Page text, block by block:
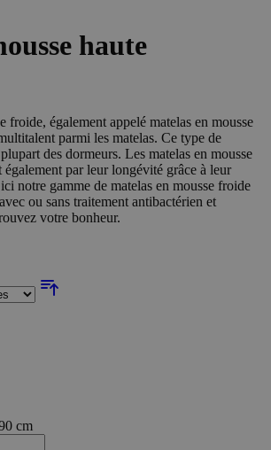
haute
froide, également appelé matelas en mousse
parmi les matelas. Ce type de
des dormeurs. Les matelas en mousse
également par leur longévité grâce à leur
notre gamme de matelas en mousse froide
ou sans traitement antibactérien et
votre bonheur.
cm